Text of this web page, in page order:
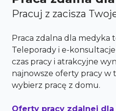
Pracuj z zacisza
Praca zdalna dla medyka
Teleporady i e-
czas pracy i atrakcyjne
najnowsze oferty pracy w
wybierz pracę z domu.
Oferty pracy zdalnej